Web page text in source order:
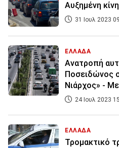
Αυξημένη
31 Ιουλ 2023
ΕΛΛΑΔΑ
Ανατροπή
Ποσειδώνος
Νιάρχος» -
24 Ιουλ 2023
ΕΛΛΑΔΑ
Τρομακτικό